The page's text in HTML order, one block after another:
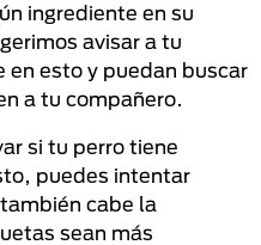
ingrediente en su
avisar a tu
en esto y puedan buscar
a tu compañero.
si tu perro tiene
puedes intentar
cabe la
sean más